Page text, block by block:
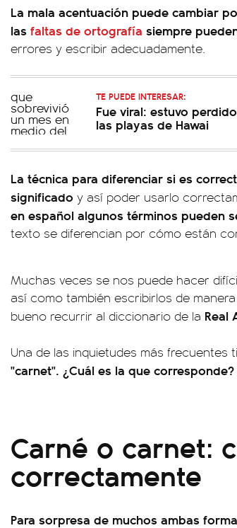
La mala acentuación puede cambiar
las faltas de ortografía siempre
errores y escribir adecuadamente.
TE PUEDE INTERESAR:
Fue viral: estuvo
las playas de Hawai
La técnica para diferenciar si es
significado y así poder usarlo
en español algunos términos pueden
texto se diferencian por cómo están
Muchas veces se nos puede hacer
así como también escribirlos de
bueno recurrir al diccionario de la Real
Una de las inquietudes más frecuentes
"carnet". ¿Cuál es la que corresponde?
Carné o carnet:
correctamente
Para sorpresa de muchos ambas